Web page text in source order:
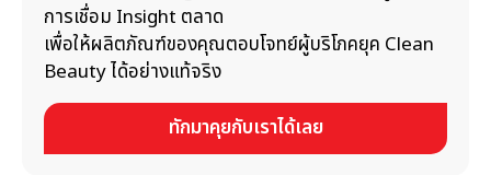
การเชื่อม Insight ตลาด
เพื่อให้ผลิตภัณฑ์ของคุณตอบโจทย์ผู้บริโภคยุค Clean
Beauty ได้อย่างแท้จริง
ทักมาคุยกับเราได้เลย